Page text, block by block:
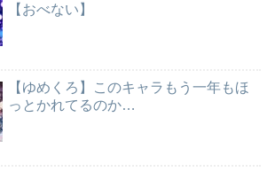
【おべない】
【ゆめくろ】このキャラもう一年もほ
っとかれてるのか…